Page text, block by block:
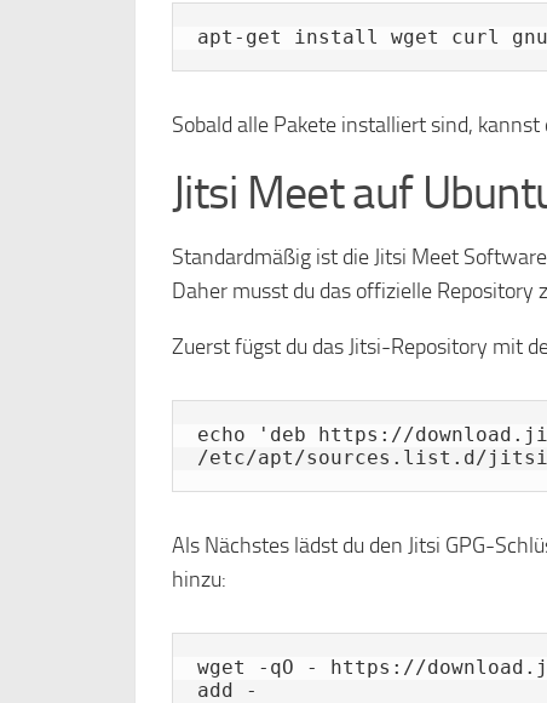
apt-get install wget curl
Sobald alle Pakete installiert sind,
Jitsi Meet auf
Standardmäßig ist die Jitsi Meet
Daher musst du das offizielle Repository
Zuerst fügst du das Jitsi-Repository mit
echo 'deb https://
/etc/apt/sources.list.d/
Als Nächstes lädst du den Jitsi GPG-
hinzu:
wget -qO - https://
add -